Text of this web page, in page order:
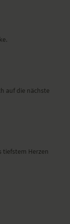
auf die nächste
tiefstem Herzen